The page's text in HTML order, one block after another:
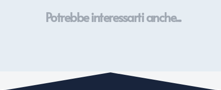
Potrebbe interessarti anche...